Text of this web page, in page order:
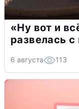
«Ну вот и
развелась
6 августа 113